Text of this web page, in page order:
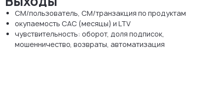
CM/пользователь, CM/транзакция по продуктам
окупаемость CAC (месяцы) и LTV
чувствительность: оборот, доля подписок,
мошенничество, возвраты, автоматизация